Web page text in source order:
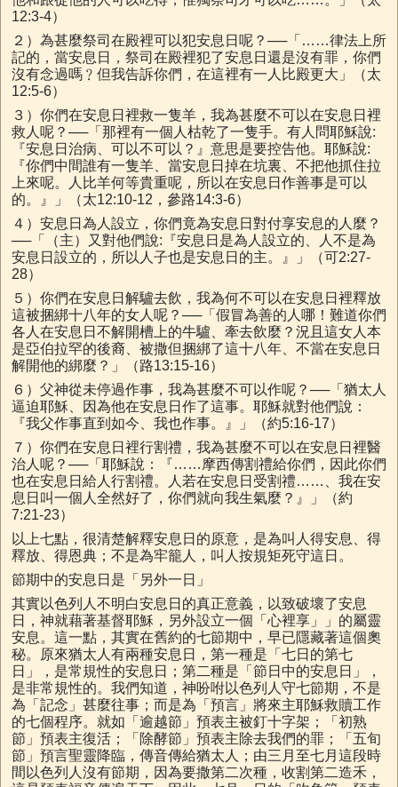
12:3-4）
２）為甚麼祭司在殿裡可以犯安息日呢？──「……律法上所
記的，當安息日，祭司在殿裡犯了安息日還是沒有罪，你們
沒有念過嗎﹖但我告訴你們，在這裡有一人比殿更大」（太
12:5-6）
３）你們在安息日裡救一隻羊，我為甚麼不可以在安息日裡
救人呢？──「那裡有一個人枯乾了一隻手。有人問耶穌說:
『安息日治病、可以不可以？』意思是要控告他。耶穌說:
『你們中間誰有一隻羊、當安息日掉在坑裏、不把他抓住拉
上來呢。人比羊何等貴重呢，所以在安息日作善事是可以
的。』」（太12:10-12，參路14:3-6）
４）安息日為人設立，你們竟為安息日對付享安息的人麼？
──「（主）又對他們說:『安息日是為人設立的、人不是為
安息日設立的，所以人子也是安息日的主。』」（可2:27-
28）
５）你們在安息日解驢去飲，我為何不可以在安息日裡釋放
這被捆綁十八年的女人呢？──「假冒為善的人哪！難道你們
各人在安息日不解開槽上的牛驢、牽去飲麼？況且這女人本
是亞伯拉罕的後裔、被撒但捆綁了這十八年、不當在安息日
解開他的綁麼？」（路13:15-16）
６）父神從未停過作事，我為甚麼不可以作呢？──「猶太人
逼迫耶穌、因為他在安息日作了這事。耶穌就對他們說：
『我父作事直到如今、我也作事。』」（約5:16-17）
７）你們在安息日裡行割禮，我為甚麼不可以在安息日裡醫
治人呢？──「耶穌說：『……摩西傳割禮給你們，因此你們
也在安息日給人行割禮。人若在安息日受割禮……、我在安
息日叫一個人全然好了，你們就向我生氣麼？』」（約
7:21-23）
以上七點，很清楚解釋安息日的原意，是為叫人得安息、得
釋放、得恩典；不是為牢籠人，叫人按規矩死守這日。
節期中的安息日是「另外一日」
其實以色列人不明白安息日的真正意義，以致破壞了安息
日，神就藉著基督耶穌，另外設立一個「心裡享」」的屬靈
安息。這一點，其實在舊約的七節期中，早已隱藏著這個奧
秘。原來猶太人有兩種安息日，第一種是「七日的第七
日」，是常規性的安息日；第二種是「節日中的安息日」，
是非常規性的。我們知道，神吩咐以色列人守七節期，不是
為「記念」甚麼往事；而是為「預言」將來主耶穌救贖工作
的七個程序。就如「逾越節」預表主被釘十字架；「初熟
節」預表主復活；「除酵節」預表主除去我們的罪；「五旬
節」預言聖靈降臨，傳音傳給猶太人；由三月至七月這段時
間以色列人沒有節期，因為要撒第二次種，收割第二造禾，